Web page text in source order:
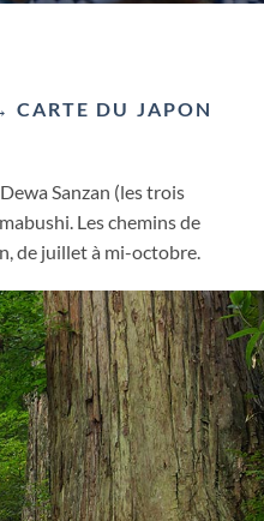
CARTE DU JAPON
Sanzan (les trois
Les chemins de
de juillet à mi-octobre.